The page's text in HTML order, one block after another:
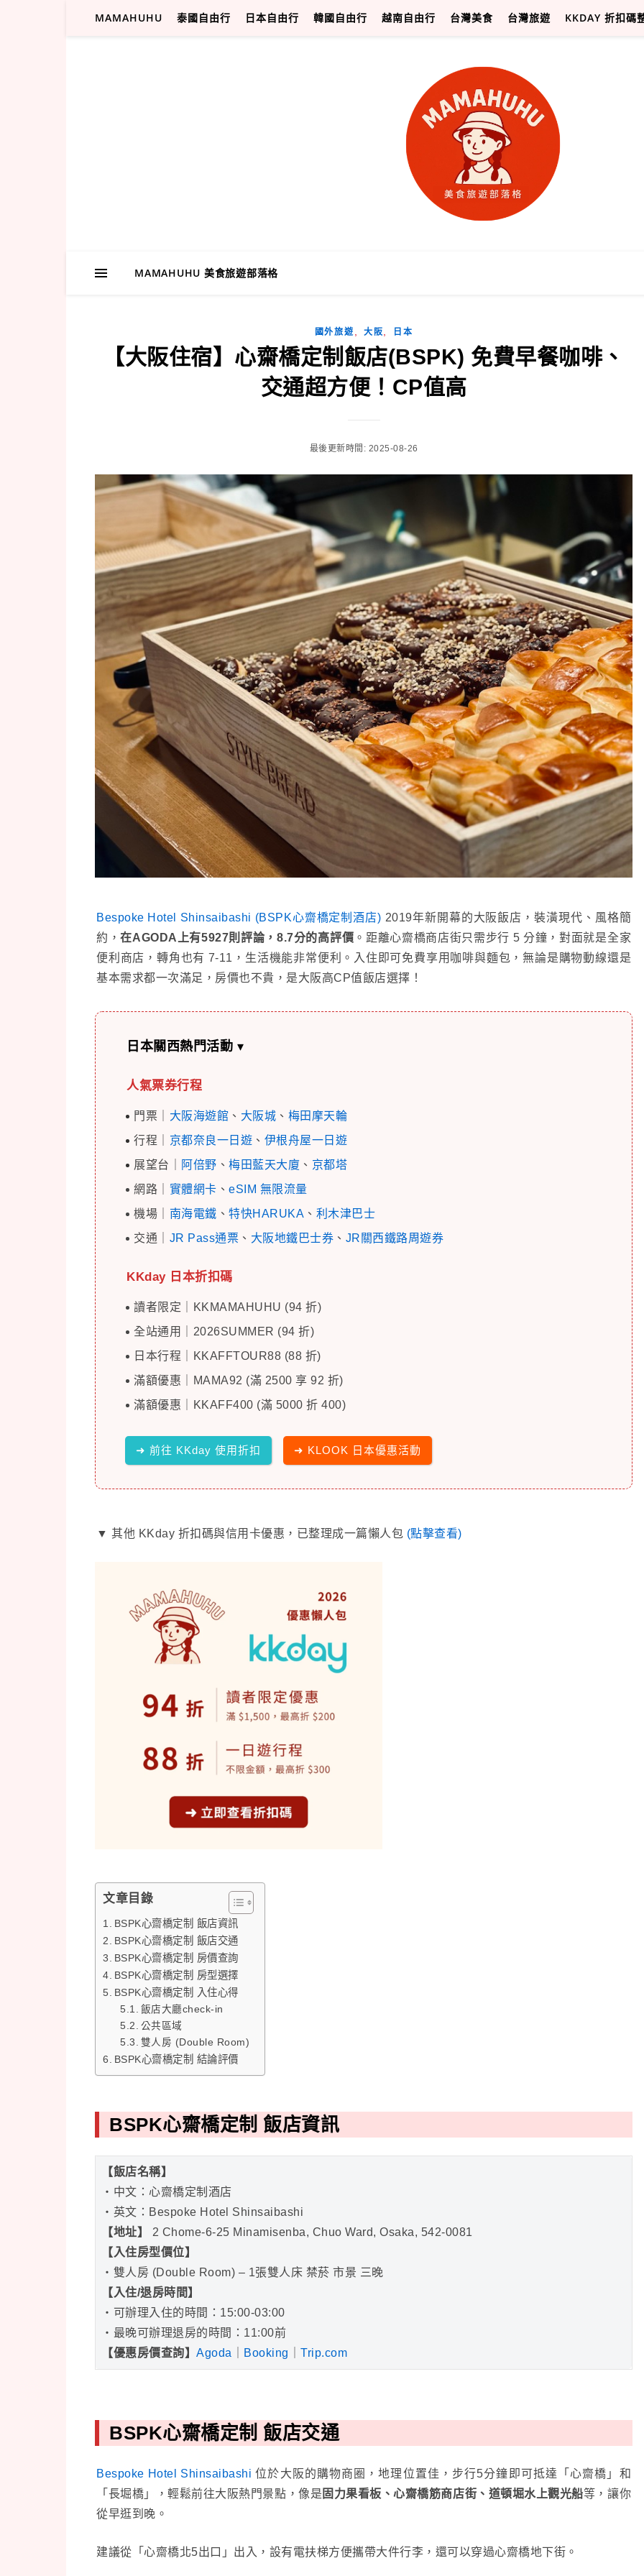
MAMAHUHU 泰國自由行 日本自由行 韓國自由行 越南自由行 台灣美食 台灣旅遊 KKDAY 折扣碼
MAMAHUHU 美食旅遊部落格
國外旅遊 大阪 日本
【大阪住宿】心齋橋定制飯店(BSPK) 免費早餐咖啡、
交通超方便！CP值高
最後更新時間: 2025-08-26
Bespoke Hotel Shinsaibashi (BSPK心齋橋定制酒店) 2019年新開幕的大阪飯店，裝潢現代、風格簡
約，在AGODA上有5927則評論，8.7分的高評價 。距離心齋橋商店街只需步行 5 分鐘，對面就是全家
便利商店，轉角也有 7-11，生活機能非常便利。入住即可免費享用咖啡與麵包，無論是購物動線還是
基本需求都一次滿足，房價也不貴，是大阪高CP值飯店選擇！
日本關西熱門活動 ▾
人氣票券行程
門票｜ 大阪海遊館 、 大阪城 、 梅田摩天輪
行程｜ 京都奈良一日遊 、 伊根舟屋一日遊
展望台｜
阿倍野 、 梅田藍天大廈 、 京都塔
網路｜ 實體網卡 、 eSIM 無限流量
機場｜ 南海電鐵 、 特快HARUKA 、 利木津巴士
交通｜ JR Pass通票 、 大阪地鐵巴士券 、 JR關西鐵路周遊券
KKday 日本折扣碼
讀者限定｜KKMAMAHUHU (94 折)
全站通用｜2026SUMMER (94 折)
日本行程｜KKAFFTOUR88 (88 折)
滿額優惠｜MAMA92 (滿 2500 享 92 折)
滿額優惠｜KKAFF400 (滿 5000 折 400)
➜ 前往 KKday 使用折扣 ➜ KLOOK 日本優惠活動
▼ 其他 KKday 折扣碼與信用卡優惠，已整理成一篇懶人包 (點擊查看)
文章目錄
BSPK心齋橋定制 飯店資訊
BSPK心齋橋定制 飯店交通
BSPK心齋橋定制 房價查詢
BSPK心齋橋定制 房型選擇
BSPK心齋橋定制 入住心得
飯店大廳check-in
公共區域
雙人房 (Double Room)
BSPK心齋橋定制 結論評價
BSPK心齋橋定制 飯店資訊
【飯店名稱】
・中文：心齋橋定制酒店
・英文：Bespoke Hotel Shinsaibashi
【地址】
2 Chome-6-25 Minamisenba, Chuo Ward, Osaka, 542-0081
【入住房型價位】
・雙人房 (Double Room) – 1張雙人床 禁菸 市景 三晚
【入住/退房時間】
・可辦理入住的時間：15:00-03:00
・最晚可辦理退房的時間：11:00前
【優惠房價查詢】 Agoda Booking Trip.com
BSPK心齋橋定制 飯店交通
Bespoke Hotel Shinsaibashi位於大阪的購物商圈，地理位置佳，步行5分鐘即可抵達「心齋橋」和
「長堀橋」，輕鬆前往大阪熱門景點，像是 固力果看板、心齋橋筋商店街、道頓堀水上觀光船等，讓你
從早逛到晚。
建議從「心齋橋北5出口」出入，設有電扶梯方便攜帶大件行李，還可以穿過心齋橋地下街。